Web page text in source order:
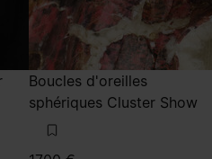
sphériques Cluster Show
1700 €
polished palladio
polished palladio